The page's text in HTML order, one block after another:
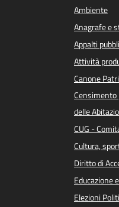
Ambiente
Anagrafe e
Appalti
Attività
Canone
Censimento
delle
CUG -
Cultura,
Diritto di
Educazione
Elezioni